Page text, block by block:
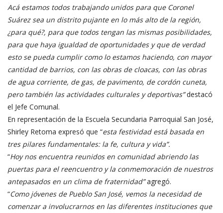
Acá estamos todos trabajando unidos para que Coronel
Suárez sea un distrito pujante en lo más alto de la región,
¿para qué?, para que todos tengan las mismas posibilidades,
para que haya igualdad de oportunidades y que de verdad
esto se pueda cumplir como lo estamos haciendo, con mayor
cantidad de barrios, con las obras de cloacas, con las obras
de agua corriente, de gas, de pavimento, de cordón cuneta,
pero también las actividades culturales y deportivas”destacó
el Jefe Comunal.
En representación de la Escuela Secundaria Parroquial San José,
Shirley Retoma expresó que “esta festividad está basada en
tres pilares fundamentales: la fe, cultura y vida”.
“Hoy nos encuentra reunidos en comunidad abriendo las
puertas para el reencuentro y la conmemoración de nuestros
antepasados en un clima de fraternidad”agregó.
“Como jóvenes de Pueblo San José, vemos la necesidad de
comenzar a involucrarnos en las diferentes instituciones que